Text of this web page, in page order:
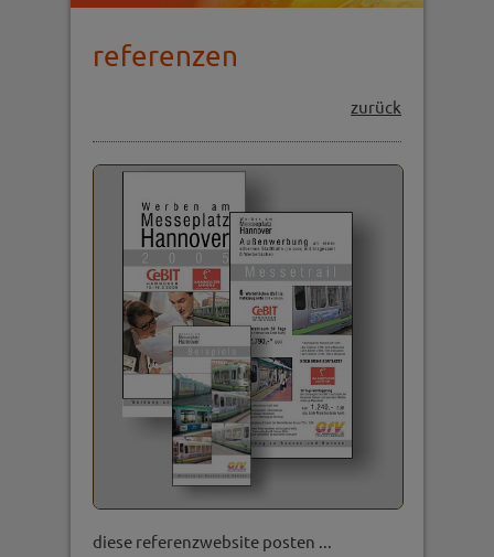
referenzen
zurück
diese referenzwebsite posten ...